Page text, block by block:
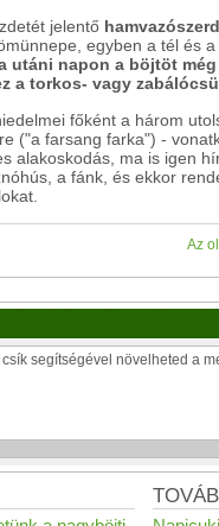
jelentő
egyben a tél és
utáni napon a böjtöt
a torkos- vagy
főként a három
("a farsang farka") -
alakoskodás, ma is igen
a fánk, és ekkor
Az